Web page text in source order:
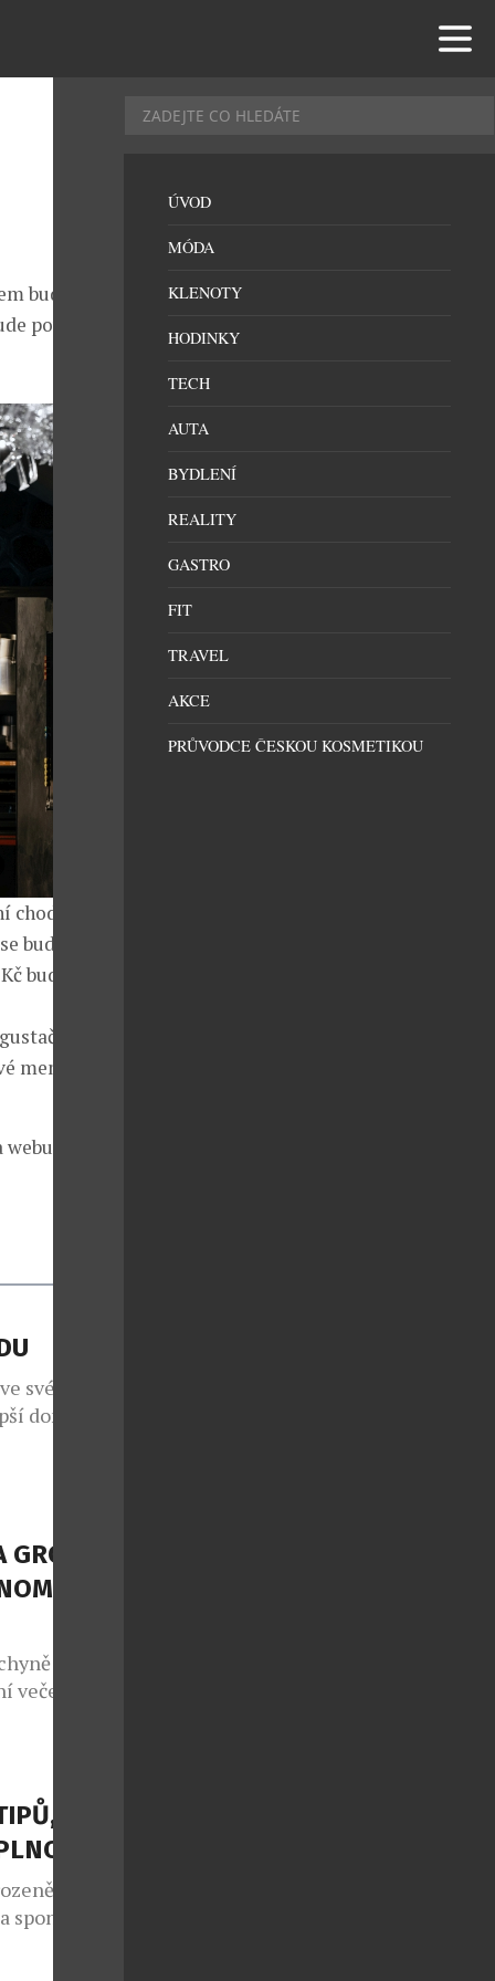
bude nově
povoleno
k
bude
bude v
bude
webu
svém již
domácí
1260
přesto, že
S
potká s
ale
na cestu
vJAK
jako
spontánní
také v
ÚVOD
MÓDA
KLENOTY
HODINKY
TECH
AUTA
BYDLENÍ
REALITY
GASTRO
FIT
TRAVEL
AKCE
PRŮVODCE ČESKOU KOSMETIKOU